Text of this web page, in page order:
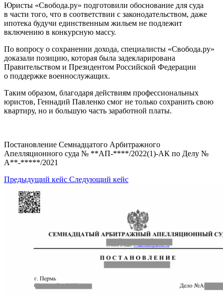
Юристы «Свобода.ру» подготовили обоснование для суда
в части того, что в соответствии с законодательством, даже
ипотека будучи единственным жильем не подлежит
включению в конкурсную массу.
По вопросу о сохранении дохода, специалисты «Свобода.ру»
доказали позицию, которая была задекларирована
Правительством и Президентом Российской Федерации
о поддержке военнослужащих.
Таким образом, благодаря действиям профессиональных
юристов, Геннадий Павленко смог не только сохранить свою
квартиру, но и большую часть заработной платы.
Постановление Семнадцатого Арбитражного
Апелляционного суда № ​​**АП-****/2022(1)-АК по Делу №
А**-*****/2021
Предыдущий кейс Следующий кейс